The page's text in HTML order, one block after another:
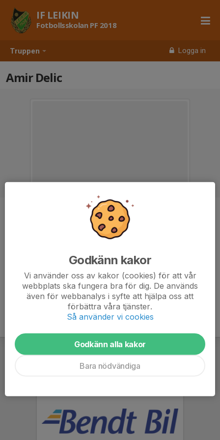
Truppen Logga in
IF LEIKIN
Fotbollsskolan PF 2018
Amir Delic
Ledare
40 år
P2018
Godkänn kakor
Vi använder oss av kakor (cookies) för att vår
webbplats ska fungera bra för dig. De används
även för webbanalys i syfte att hjälpa oss att
förbättra våra tjänster.
Så använder vi cookies
Godkänn alla kakor
Bara nödvändiga